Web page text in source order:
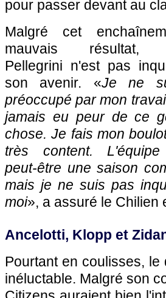
pour passer devant au
Malgré cet
mauvais résultat,
Pellegrini n'est pas
son avenir. «Je ne
préoccupé par mon
jamais eu peur de ce
chose. Je fais mon
très content.
peut-être une saison
mais je ne suis pas
moi», a assuré le Chilien
Ancelotti, Klopp et
Pourtant en coulisses,
inéluctable. Malgré son